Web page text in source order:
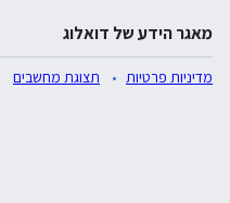
מאגר הידע של דואלוג
מדיניות פרטיות תצוגת מחשבים